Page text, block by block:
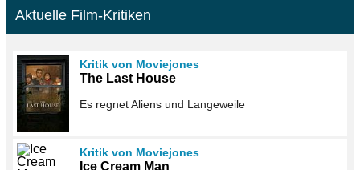
Aktuelle Film-Kritiken
Kritik von Moviejones
The Last House
Es regnet Aliens und Langeweile
Kritik von Moviejones
Ice Cream Man